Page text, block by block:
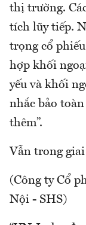
thị trường.
tích lũy tiếp.
trọng cổ
hợp khối
yếu và khối
nhắc bảo
thêm”.
Vẫn trong
(Công ty Cổ
Nội - SHS)